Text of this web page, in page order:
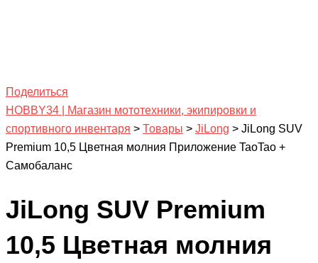
Поделиться
HOBBY34 | Магазин мототехники, экипировки и
спортивного инвентаря > Товары > JiLong > JiLong SUV
Premium 10,5 Цветная молния Приложение TaoTao +
Самобаланс
JiLong SUV Premium
10,5 Цветная молния